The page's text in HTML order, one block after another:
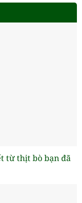
từ thịt bò bạn đã